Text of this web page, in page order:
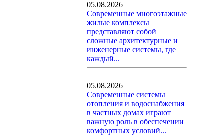
05.08.2026
Современные многоэтажные
жилые комплексы
представляют собой
сложные архитектурные и
инженерные системы, где
каждый...
05.08.2026
Современные системы
отопления и водоснабжения
в частных домах играют
важную роль в обеспечении
комфортных условий...